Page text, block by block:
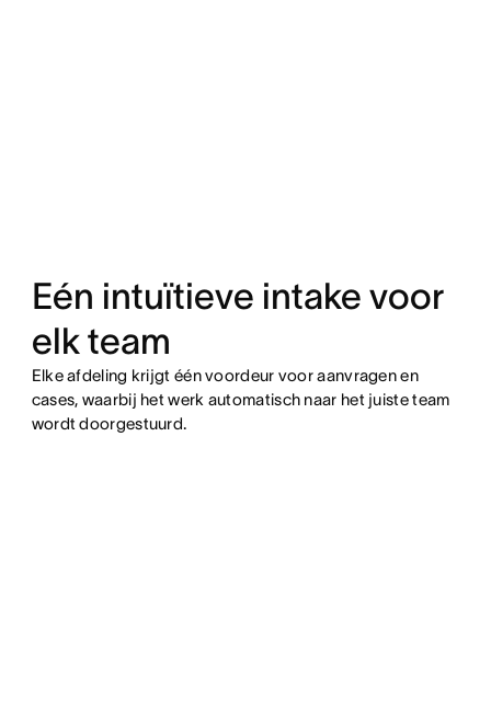
Eén intuïtieve intake voor
elk team
Elke afdeling krijgt één voordeur voor aanvragen en
cases, waarbij het werk automatisch naar het juiste team
wordt doorgestuurd.